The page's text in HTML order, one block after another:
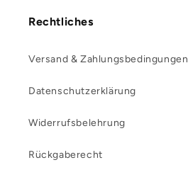
Rechtliches
Versand & Zahlungsbedingungen
Datenschutzerklärung
Widerrufsbelehrung
Rückgaberecht